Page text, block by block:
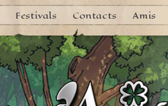
Festivals Contacts Amis